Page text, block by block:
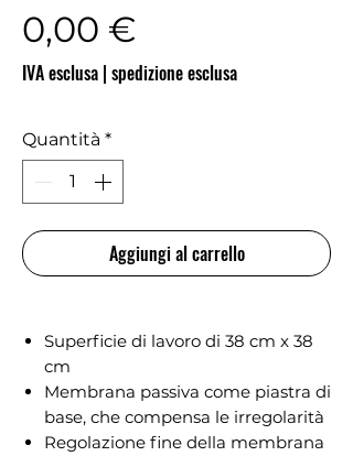
0,00 €
IVA esclusa | spedizione esclusa
Quantità *
Aggiungi al carrello
Superficie di lavoro di 38 cm x 38
cm
Membrana passiva come piastra di
base, che compensa le irregolarità
Regolazione fine della membrana